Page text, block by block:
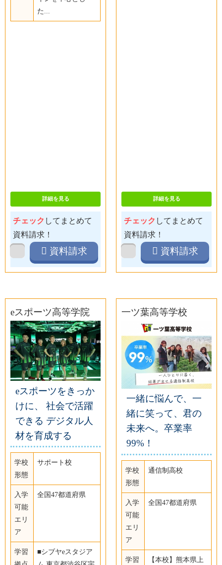
た...
詳細を見る
チェック してまとめて
資料請求！
資料請求
詳細を見る
チェック してまとめて
資料請求！
資料請求
eスポーツ高等学院
eスポーツをきっか
けに、 社会で活躍
できる デジタル人
材を育成する
学校
形態
サポート校
入学
可能
エリ
ア
全国47都道府県
学習
■シブヤeスタジア
一ツ葉高等学校
一緒に悩んで、一
緒に笑って、君の
未来へ。卒業率
99%！
学校
形態
通信制高校
入学
可能
エリ
ア
全国47都道府県
学習
【本校】熊本県上